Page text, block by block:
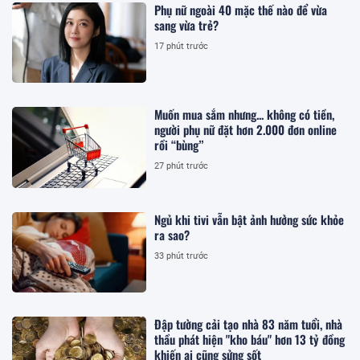
Phụ nữ ngoài 40 mặc thế nào để vừa
sang vừa trẻ?
17 phút trước
Muốn mua sắm nhưng... không có tiền,
người phụ nữ đặt hơn 2.000 đơn online
rồi “bùng”
27 phút trước
Ngủ khi tivi vẫn bật ảnh hưởng sức khỏe
ra sao?
33 phút trước
Đập tường cải tạo nhà 83 năm tuổi, nhà
thầu phát hiện "kho báu" hơn 13 tỷ đồng
khiến ai cũng sửng sốt